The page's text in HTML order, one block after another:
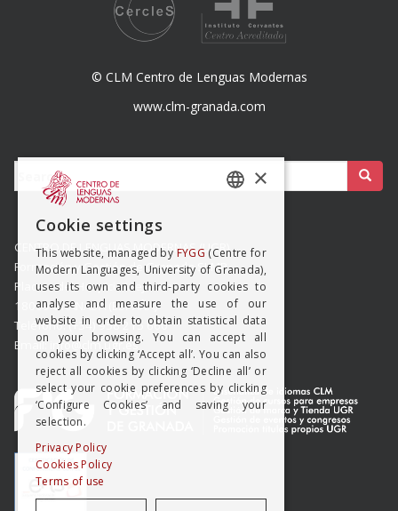
© CLM Centro de Lenguas Modernas
www.clm-granada.com
Buscar:
CENTRO DE LENGUAS MODERNAS (UGR)
Formación y Gestión de Granada SLMP
Placeta del Hospicio Viejo s/n
18009 GRANADA (ESPAÑA)
Teléfono: (+34) 958 215 660
Email: info@clm.ugr.es
×
Cookie settings
This website, managed by FYGG (Centre for
Modern Languages, University of Granada),
uses its own and third-party cookies to
analyse and measure the use of our
website in order to obtain statistical data
on your browsing. You can accept all
cookies by clicking ‘Accept all’. You can also
reject all cookies by clicking ‘Decline all’ or
select your cookie preferences by clicking
‘Configure Cookies’ and saving your
selection.
Privacy Policy
Cookies Policy
Terms of use